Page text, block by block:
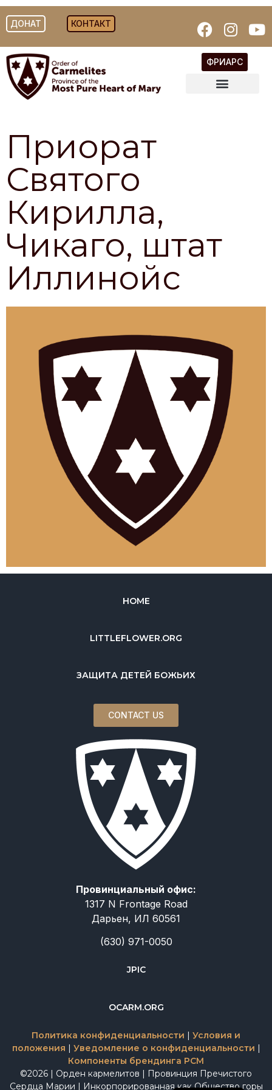
ДОНАТ КОНТАКТ
ФРИАРС
Приорат
Святого
Кирилла,
Чикаго, штат
Иллинойс
HOME
LITTLEFLOWER.ORG
ЗАЩИТА ДЕТЕЙ БОЖЬИХ
CONTACT US
Провинциальный офис:
1317 N Frontage Road
Дарьен, ИЛ 60561
(630) 971-0050
JPIC
OCARM.ORG
Политика конфиденциальности | Условия и
положения | Уведомление о конфиденциальности |
Компоненты брендинга PCM
©2026 | Орден кармелитов | Провинция Пречистого
Сердца Марии | Инкорпорированная как Общество горы
English
Español
Italiano